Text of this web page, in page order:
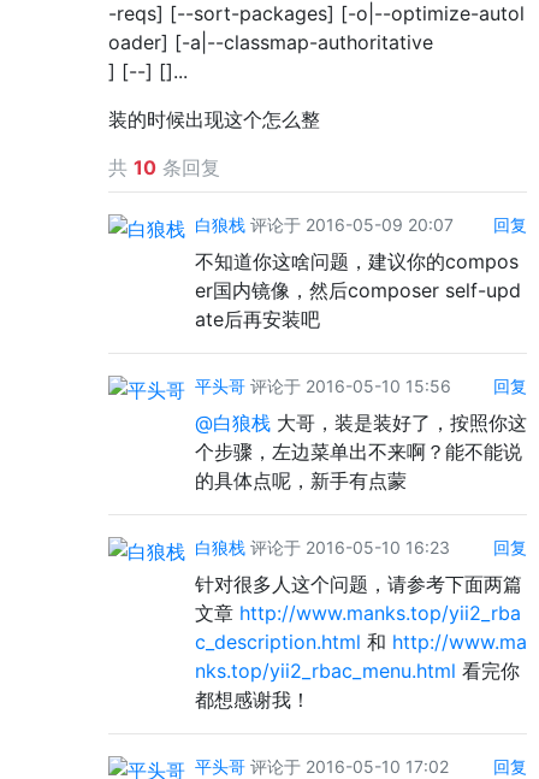
-reqs] [--sort-packages] [-o|--optimize-autol
oader] [-a|--classmap-authoritative
] [--] []...
装的时候出现这个怎么整
共 10 条回复
白狼栈 评论于 2016-05-09 20:07 回复
不知道你这啥问题，建议你的compos
er国内镜像，然后composer self-upd
ate后再安装吧
平头哥 评论于 2016-05-10 15:56 回复
@白狼栈 大哥，装是装好了，按照你这
个步骤，左边菜单出不来啊？能不能说
的具体点呢，新手有点蒙
白狼栈 评论于 2016-05-10 16:23 回复
针对很多人这个问题，请参考下面两篇
文章 http://www.manks.top/yii2_rba
c_description.html 和 http://www.ma
nks.top/yii2_rbac_menu.html 看完你
都想感谢我！
平头哥 评论于 2016-05-10 17:02 回复